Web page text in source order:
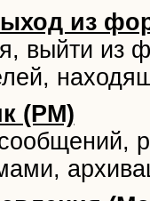
из
выйти из
(PM)